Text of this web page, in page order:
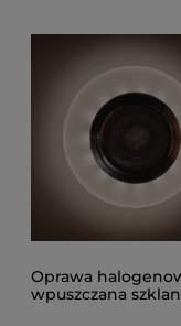
Oprawa
wpuszczana